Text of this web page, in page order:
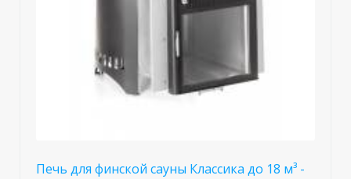
Печь для финской сауны Классика до 18 м³ -